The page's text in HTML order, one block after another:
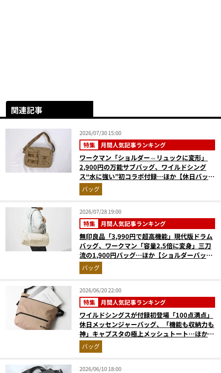
関連記事
2026/07/30 15:00
特集 月間人気記事ランキング
ワークマン「ショルダー⇔リュックに変形」
2,900円の万能サブバッグ、ワイルドシング
ス“水に強い”初コラボ付録…ほか【休日バッグ
の人気記事ランキングベスト3】（2026年6月
版）
バッグ
2026/07/28 19:00
特集 月間人気記事ランキング
無印良品「3,990円で超高機能」現代版ドラム
バッグ、ワークマン「容量2.5倍に変身」三刀
流の1,900円バッグ…ほか【ショルダーバッグ
の人気記事ランキングベスト3】（2026年6月
版）
バッグ
2026/06/20 22:00
特集 月間人気記事ランキング
ワイルドシングスが付録初登場「100点満点」
休日メッセンジャーバッグ、「機能も収納力も
神」キャプスタの極上メッシュトート…ほか
【付録の人気記事ランキングベスト3】（2026
年5月版）
バッグ
2026/06/10 18:00